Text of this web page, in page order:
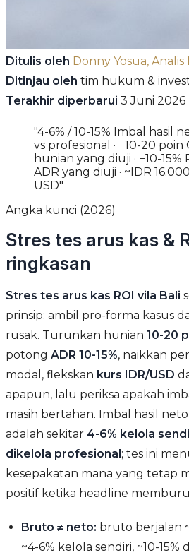
Ditulis oleh Donny Yosua,
Ditinjau oleh tim hukum &
Terakhir diperbarui 3 Juni 2026
"4-6% / 10-15% Imbal hasil
vs profesional · −10-20
hunian yang diuji · −10-
ADR yang diuji · ~IDR
USD"
Angka kunci (2026)
Stres tes arus kas &
ringkasan
Stres tes arus kas ROI vila Bali
prinsip: ambil pro-forma kasus
rusak. Turunkan hunian 10-20
potong ADR 10-15%, naikkan
modal, flekskan kurs IDR/USD
apapun, lalu periksa apakah
masih bertahan. Imbal hasil
adalah sekitar 4-6% kelola
dikelola profesional; tes ini
kesepakatan mana yang tetap
positif ketika headline
Bruto ≠ neto: bruto berjalan
~4-6% kelola sendiri, ~10-